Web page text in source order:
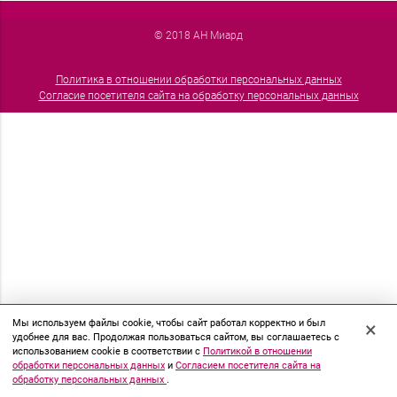
Мы используем файлы cookie, чтобы сайт работал корректно и был
удобнее для вас. Продолжая пользоваться сайтом, вы соглашаетесь с
использованием cookie в соответствии с Политикой в отношении
обработки персональных данных и Согласием посетителя сайта на
обработку персональных данных .
×
© 2018 АН Миард
Политика в отношении обработки персональных данных
Согласие посетителя сайта на обработку персональных данных